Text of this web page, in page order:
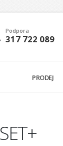
Podpora
317 722 089
PRODEJ